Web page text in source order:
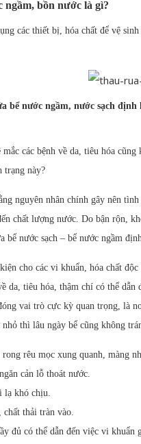
bồn nước là gì?
các thiết bị, hóa chất để vệ
bể nước ngầm, nước sạch định
các bệnh về da, tiêu hóa
trạng này?
nguyên nhân chính gây nên
chất lượng nước. Do bận rộn,
bể nước sạch – bể nước ngầm
cho các vi khuẩn, hóa chất
da, tiêu hóa, thậm chí có thể dẫn
vai trò cực kỳ quan trọng, là
thì lâu ngày bể cũng không
rêu mọc xung quanh, màng
cản lỗ thoát nước.
lạ khó chịu.
thải tràn vào.
đủ có thể dẫn đến việc vi